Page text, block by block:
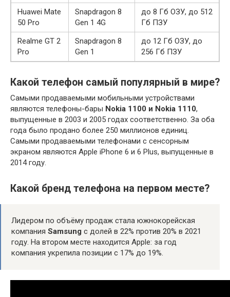
Huawei Mate
50 Pro
Snapdragon 8
Gen 1 4G
до 8 Гб ОЗУ, до 512
Гб ПЗУ
Realme GT 2
Pro
Snapdragon 8
Gen 1
до 12 Гб ОЗУ, до
256 Гб ПЗУ
Какой телефон самый популярный в мире?
Самыми продаваемыми мобильными устройствами
являются телефоны-бары Nokia 1100 и Nokia 1110,
выпущенные в 2003 и 2005 годах соответственно. За оба
года было продано более 250 миллионов единиц.
Самыми продаваемыми телефонами с сенсорным
экраном являются Apple iPhone 6 и 6 Plus, выпущенные в
2014 году.
Какой бренд телефона на первом месте?
Лидером по объёму продаж стала южнокорейская
компания Samsung с долей в 22% против 20% в 2021
году. На втором месте находится Apple: за год
компания укрепила позиции с 17% до 19%.